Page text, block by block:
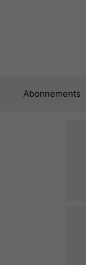
Abonnements